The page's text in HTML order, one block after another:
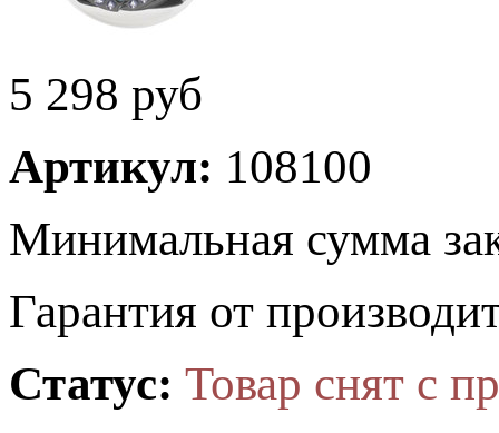
5 298 руб
Артикул: 108100
Минимальная сумма
Гарантия от
Статус: Товар снят с